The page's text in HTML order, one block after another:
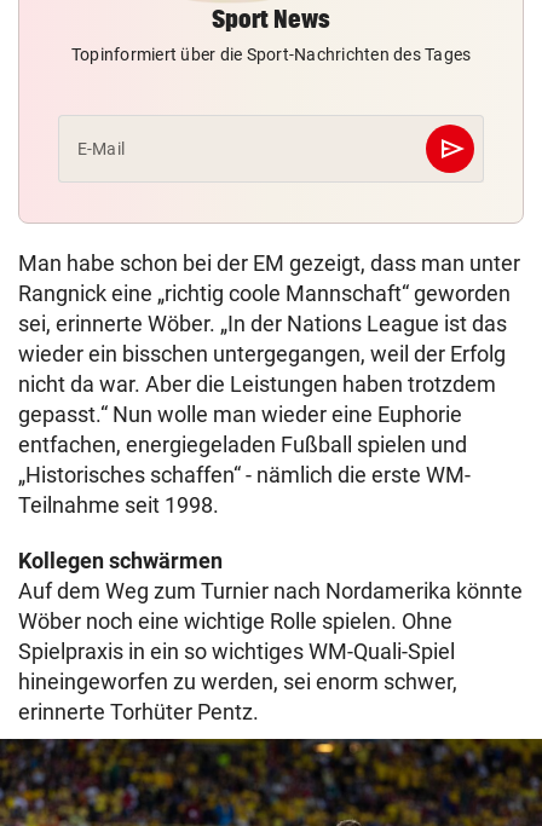
Sport News
Topinformiert über die Sport-Nachrichten des Tages
E-Mail send
Abschicken
Man habe schon bei der EM gezeigt, dass man unter
Rangnick eine „richtig coole Mannschaft“ geworden
sei, erinnerte Wöber. „In der Nations League ist das
wieder ein bisschen untergegangen, weil der Erfolg
nicht da war. Aber die Leistungen haben trotzdem
gepasst.“ Nun wolle man wieder eine Euphorie
entfachen, energiegeladen Fußball spielen und
„Historisches schaffen“ - nämlich die erste WM-
Teilnahme seit 1998.
Kollegen schwärmen
Auf dem Weg zum Turnier nach Nordamerika könnte
Wöber noch eine wichtige Rolle spielen. Ohne
Spielpraxis in ein so wichtiges WM-Quali-Spiel
hineingeworfen zu werden, sei enorm schwer,
erinnerte Torhüter Pentz.